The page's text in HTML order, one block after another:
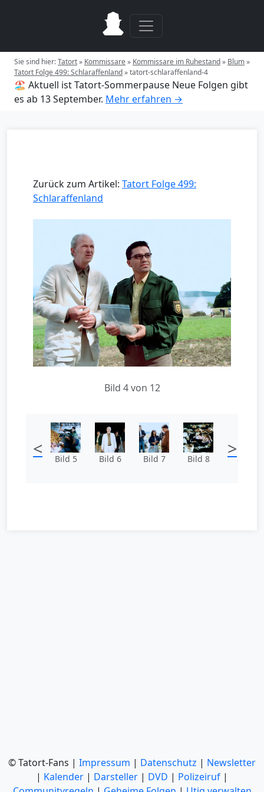
Sie sind hier:Tatort» Kommissare» Kommissare im Ruhestand» Blum»
Tatort Folge 499: Schlaraffenland»tatort-schlaraffenland-4
🏖️ Aktuell ist Tatort-Sommerpause Neue Folgen gibt
es ab 13 September. Mehr erfahren →
Zurück zum Artikel: Tatort Folge 499:
Schlaraffenland
Bild 4 von 12
< Bild 5 Bild 6 Bild 7 Bild 8 >
© Tatort-Fans | Impressum | Datenschutz | Newsletter
| Kalender | Darsteller | DVD | Polizeiruf |